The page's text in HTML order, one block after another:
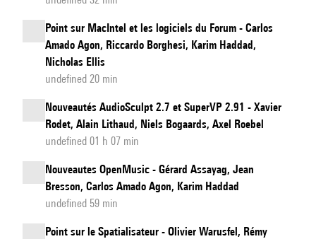
Point sur MacIntel et les logiciels du Forum - Carlos
Amado Agon, Riccardo Borghesi, Karim Haddad,
Nicholas Ellis
undefined 20 min
Nouveautés AudioSculpt 2.7 et SuperVP 2.91 - Xavier
Rodet, Alain Lithaud, Niels Bogaards, Axel Roebel
undefined 01 h 07 min
Nouveautes OpenMusic - Gérard Assayag, Jean
Bresson, Carlos Amado Agon, Karim Haddad
undefined 59 min
Point sur le Spatialisateur - Olivier Warusfel, Rémy